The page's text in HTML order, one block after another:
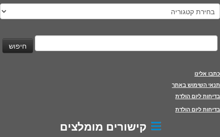
קטגוריות
חיפוש:
כתבו אלינו
תנאי השימוש באתר
בדיחות ליום הולדת
בדיחות ליום הולדת
קישורים מומלצים